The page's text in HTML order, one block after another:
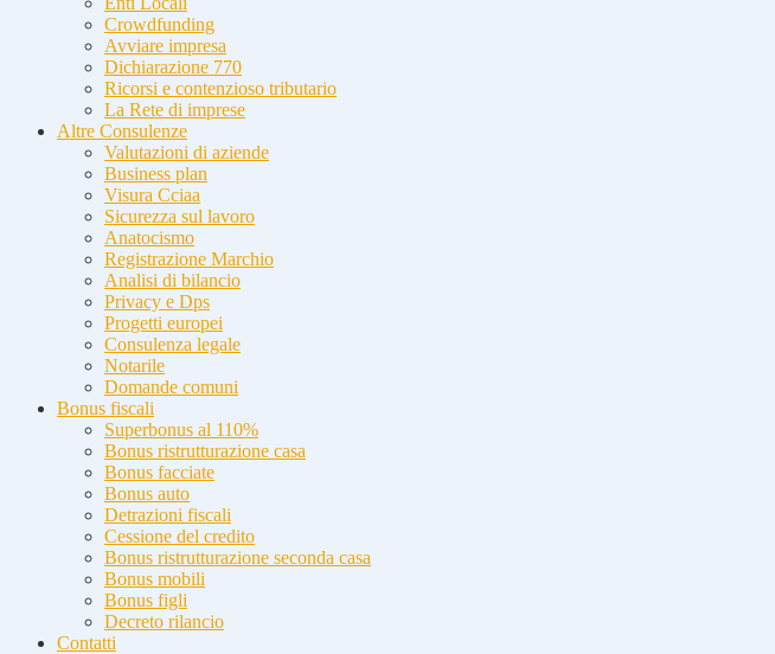
Crowdfunding
Avviare impresa
Dichiarazione 770
Ricorsi e contenzioso tributario
La Rete di imprese
Altre Consulenze
Valutazioni di aziende
Business plan
Visura Cciaa
Sicurezza sul lavoro
Anatocismo
Registrazione Marchio
Analisi di bilancio
Privacy e Dps
Progetti europei
Consulenza legale
Notarile
Domande comuni
Bonus fiscali
Superbonus al 110%
Bonus ristrutturazione casa
Bonus facciate
Bonus auto
Detrazioni fiscali
Cessione del credito
Bonus ristrutturazione seconda casa
Bonus mobili
Bonus figli
Decreto rilancio
Contatti